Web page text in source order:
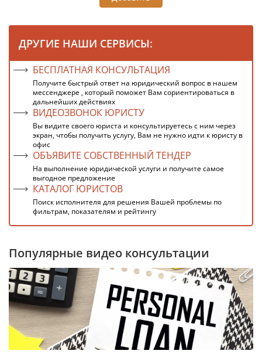
ДРУГИЕ НАШИ СЕРВИСЫ:
БЕСПЛАТНАЯ КОНСУЛЬТАЦИЯ
Получите быстрый ответ на юридический вопрос в нашем
мессенджере , который поможет Вам сориентироваться в
дальнейших действиях
ВИДЕОЗВОНОК ЮРИСТУ
Вы видите своего юриста и консультируетесь с ним через
экран, чтобы получить услугу, Вам не нужно идти к юристу в
офис
ОБЪЯВИТЕ СОБСТВЕННЫЙ ТЕНДЕР
На выполнение юридической услуги и получите самое
выгодное предложение
КАТАЛОГ ЮРИСТОВ
Поиск исполнителя для решения Вашей проблемы по
фильтрам, показателям и рейтингу
Популярные видео консультации